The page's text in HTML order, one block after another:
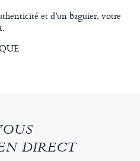
et d’un baguier, votre
DIRECT